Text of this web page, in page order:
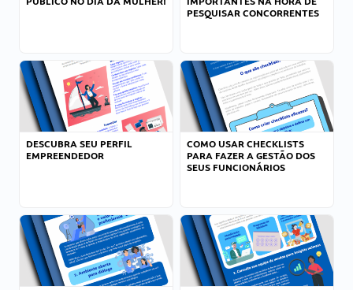
PESQUISAR CONCORRENTES
DESCUBRA SEU PERFIL
EMPREENDEDOR
COMO USAR CHECKLISTS
PARA FAZER A GESTÃO DOS
SEUS FUNCIONÁRIOS